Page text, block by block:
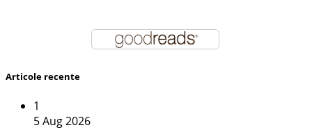
Articole recente
1
5 Aug 2026